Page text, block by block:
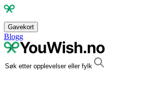
Gavekort
Blogg